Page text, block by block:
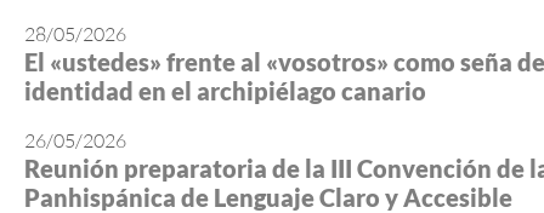
28/05/2026
El «ustedes» frente al «vosotros» como seña de
identidad en el archipiélago canario
26/05/2026
Reunión preparatoria de la III Convención de
Panhispánica de Lenguaje Claro y Accesible